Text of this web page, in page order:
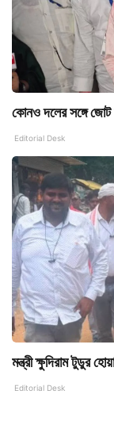
কোনও দলের সঙ্গে
Editorial Desk
মন্ত্রী ক্ষুদিরাম টুডুর
Editorial Desk